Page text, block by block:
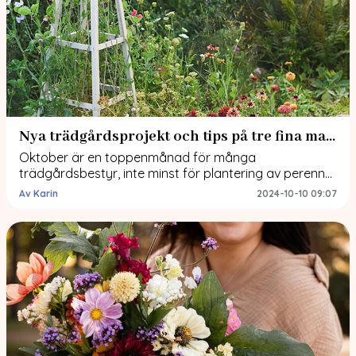
Nya trädgårdsprojekt och tips på tre fina marktäckare
Oktober är en toppenmånad för många
trädgårdsbestyr, inte minst för plantering av perenner
och träd. Vi har inlett flera projekt det senaste. Ett av
sommarblommor. Ni som läst tidigare inlägg vet att
jag vill plantera mer perenner i trädgården. När vi
gjorde om trädgården i […]
2024-10-10 09:07
Av Karin